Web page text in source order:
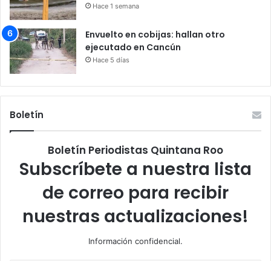
Hace 1 semana
Envuelto en cobijas: hallan otro
ejecutado en Cancún
Hace 5 días
Boletín
Boletín Periodistas Quintana Roo
Subscríbete a nuestra lista
de correo para recibir
nuestras actualizaciones!
Información confidencial.